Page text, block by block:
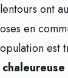
ont
en
est